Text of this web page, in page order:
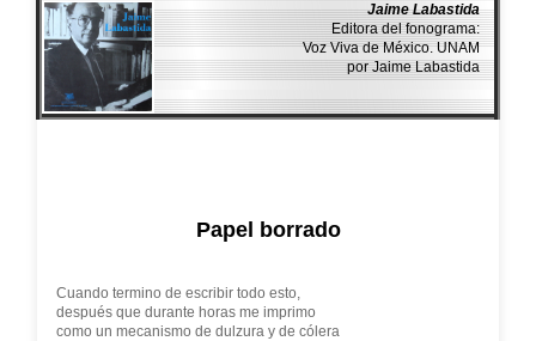
Jaime Labastida
Editora del fonograma:
Voz Viva de México. UNAM
por Jaime Labastida
Papel borrado
Cuando termino de escribir todo esto,
después que durante horas me imprimo
como un mecanismo de dulzura y de cólera